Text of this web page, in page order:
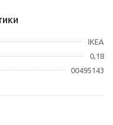
IKEA
0,18
00495143